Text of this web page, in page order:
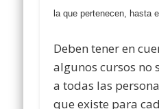
la que pertenecen, hasta
Deben tener en
algunos cursos no
a todas las
que existe para